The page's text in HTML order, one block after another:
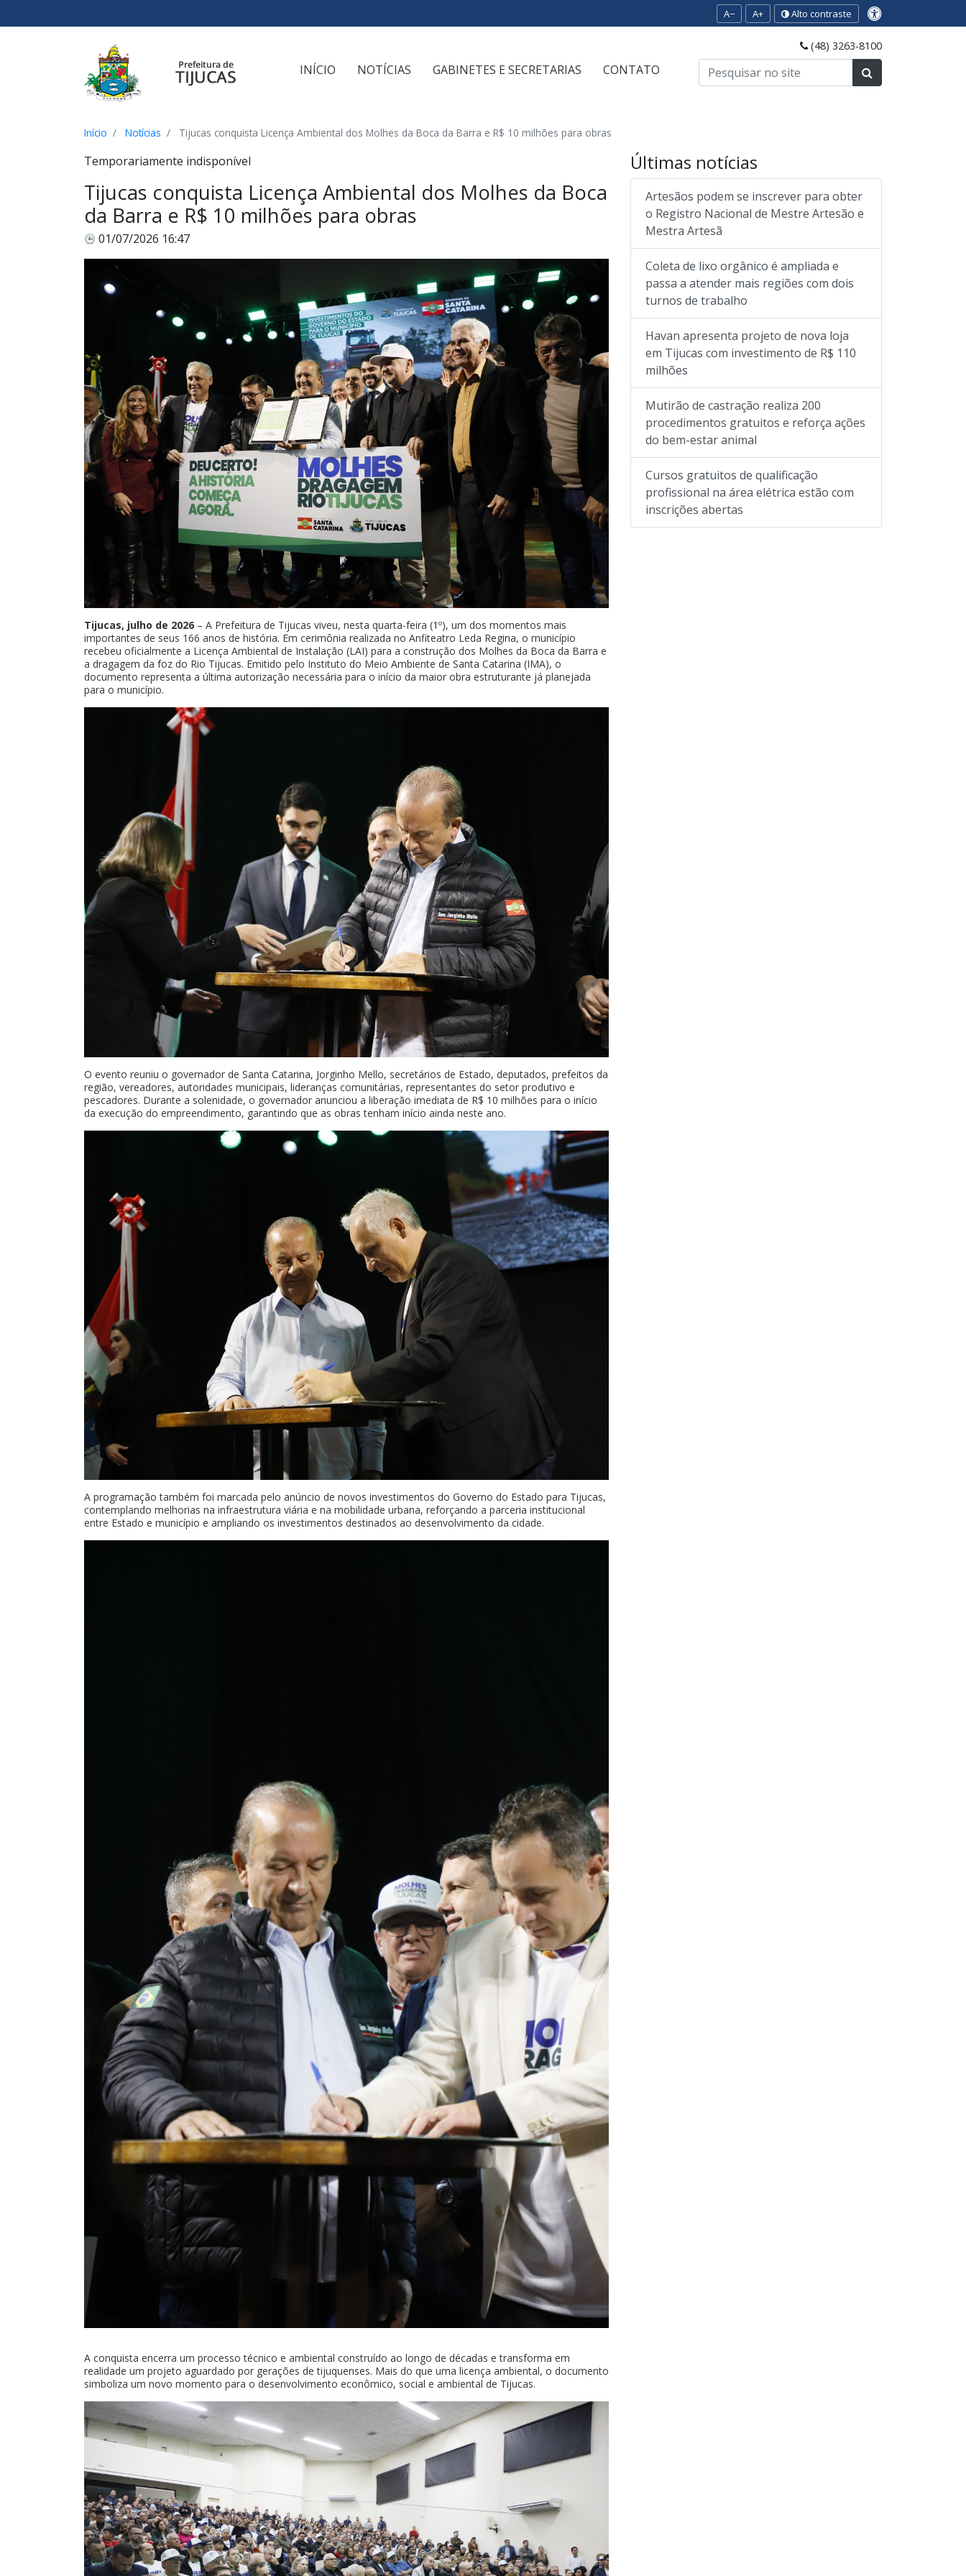
A− A+ Alto contraste
INÍCIO NOTÍCIAS GABINETES E SECRETARIAS CONTATO
(48) 3263-8100
Início Notícias Tijucas conquista Licença Ambiental dos Molhes da Boca da Barra e R$ 10 milhões para obras
Temporariamente indisponível
Tijucas conquista Licença Ambiental dos Molhes da Boca
da Barra e R$ 10 milhões para obras
01/07/2026 16:47
Tijucas, julho de 2026 – A Prefeitura de Tijucas viveu, nesta quarta-feira (1º), um dos momentos mais
importantes de seus 166 anos de história. Em cerimônia realizada no Anfiteatro Leda Regina, o município
recebeu oficialmente a Licença Ambiental de Instalação (LAI) para a construção dos Molhes da Boca da Barra e
a dragagem da foz do Rio Tijucas. Emitido pelo Instituto do Meio Ambiente de Santa Catarina (IMA), o
documento representa a última autorização necessária para o início da maior obra estruturante já planejada
para o município.
O evento reuniu o governador de Santa Catarina, Jorginho Mello, secretários de Estado, deputados, prefeitos da
região, vereadores, autoridades municipais, lideranças comunitárias, representantes do setor produtivo e
pescadores. Durante a solenidade, o governador anunciou a liberação imediata de R$ 10 milhões para o início
da execução do empreendimento, garantindo que as obras tenham início ainda neste ano.
A programação também foi marcada pelo anúncio de novos investimentos do Governo do Estado para Tijucas,
contemplando melhorias na infraestrutura viária e na mobilidade urbana, reforçando a parceria institucional
entre Estado e município e ampliando os investimentos destinados ao desenvolvimento da cidade.
A conquista encerra um processo técnico e ambiental construído ao longo de décadas e transforma em
realidade um projeto aguardado por gerações de tijuquenses. Mais do que uma licença ambiental, o documento
simboliza um novo momento para o desenvolvimento econômico, social e ambiental de Tijucas.
Últimas notícias
Artesãos podem se inscrever para obter
o Registro Nacional de Mestre Artesão e
Mestra Artesã
Coleta de lixo orgânico é ampliada e
passa a atender mais regiões com dois
turnos de trabalho
Havan apresenta projeto de nova loja
em Tijucas com investimento de R$ 110
milhões
Mutirão de castração realiza 200
procedimentos gratuitos e reforça ações
do bem-estar animal
Cursos gratuitos de qualificação
profissional na área elétrica estão com
inscrições abertas